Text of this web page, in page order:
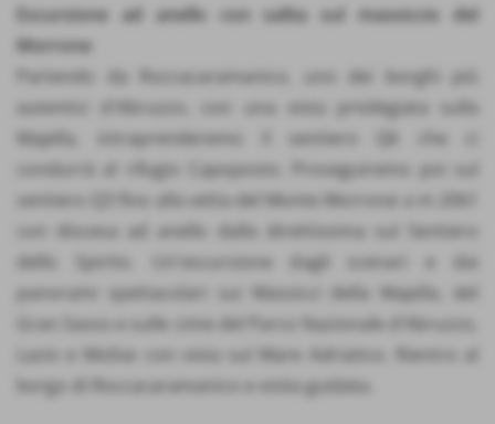
Escursione ad anello con salita sul massiccio del
Morrone
Partendo da Roccacaramanico, uno dei borghi più
autentici d'Abruzzo, con una vista privilegiata sulla
Majella, intraprenderemo il sentiero Q6 che ci
condurrà al rifugio Capoposto. Proseguiremo poi sul
sentiero Q3 fino alla vetta del Monte Morrone a m 2061
con discesa ad anello dalla direttissima sul Sentiero
dello Spirito. Un'escursione dagli scenari e dai
panorami spettacolari sui Massicci della Majella, del
Gran Sasso e sulle cime del Parco Nazionale d'Abruzzo,
Lazio e Molise con vista sul Mare Adriatico. Rientro al
borgo di Roccacaramanico e visita guidata.